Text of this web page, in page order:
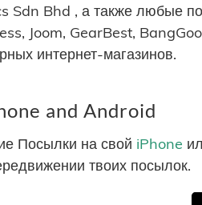
Sdn Bhd , а также любые
Joom, GearBest,
интернет-магазинов.
and Android
Посылки на свой iPhone
твоих посылок.